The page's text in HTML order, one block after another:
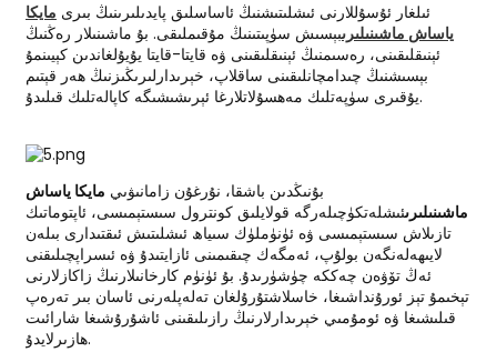
ئىلغار ئۇسۇللارنى ئىشلىتىشنىڭ ئاساسلىق پايدىلىرىنىڭ بىرى مايكا
ياساش ماشىنىلىرىبېسىش سۈپىتىنىڭ مۇقىملىقى. بۇ ماشىنىلار رەڭنىڭ
ئېنىقلىقىنى، رەسىمنىڭ ئېنىقلىقىنى ۋە قايتا-قايتا يۇيۇلغاندىن كېيىنمۇ
بېسىشنىڭ چىدامچانلىقىنى ساقلاپ، خېرىدارلىرىڭىزنىڭ ھەر قېتىم
يۇقىرى سۈپەتلىك مەھسۇلاتلارغا ئېرىشىشىگە كاپالەتلىك قىلىدۇ.
بۇنىڭدىن باشقا، نۇرغۇن زامانىۋىي مايكا ياساش
ماشىنىلىرىئىشلەتكۈچىلەرگە قولايلىق كونترول سىستېمىسى، ئاپتوماتىك
تازىلاش سىستېمىسى ۋە ئۈنۈملۈك سىياھ ئىشلىتىش ئىقتىدارى بىلەن
لايىھەلەنگەن بولۇپ، ئەمگەك چىقىمىنى ئازايتىدۇ ۋە ئىسراپچىلىقنى
ئەڭ تۆۋەن چەككە چۈشۈرىدۇ. بۇ ئۈنۈم كارخانىلارنىڭ زاكازلارنى
تېخىمۇ تېز ئورۇنداشىغا، خاسلاشتۇرۇلغان تەلەپلەرنى ئاسان بىر تەرەپ
قىلىشىغا ۋە ئومۇمىي خېرىدارلارنىڭ رازىلىقىنى ئاشۇرۇشىغا شارائىت
ھازىرلايدۇ.